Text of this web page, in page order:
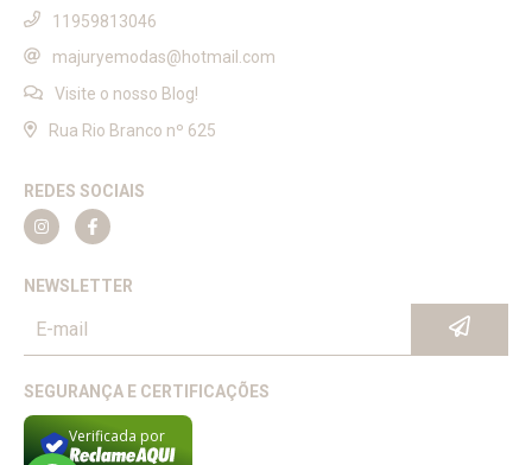
11959813046
majuryemodas@hotmail.com
Visite o nosso Blog!
Rua Rio Branco nº 625
REDES SOCIAIS
NEWSLETTER
SEGURANÇA E CERTIFICAÇÕES
Verificada por